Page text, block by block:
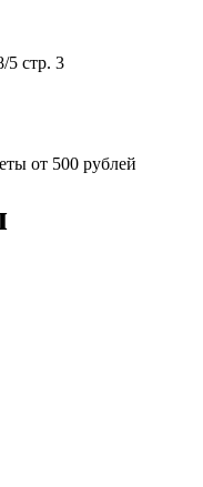
5 стр. 3
от 500 рублей